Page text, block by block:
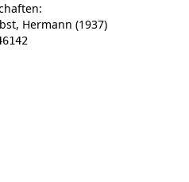
Hermann (1937)